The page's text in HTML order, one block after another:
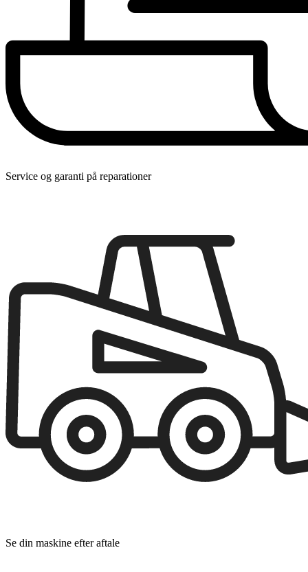
Service og garanti på reparationer
Se din maskine efter aftale